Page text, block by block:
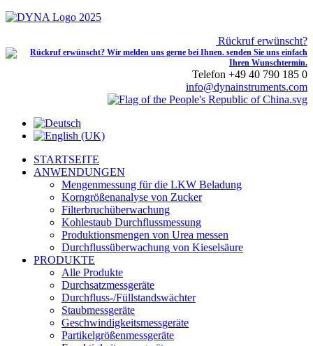
Rückruf erwünscht?
Telefon +49 40 790 185 0
info@dynainstruments.com
STARTSEITE
ANWENDUNGEN
Mengenmessung für die LKW Beladung
Korngrößenanalyse von Zucker
Filterbruchüberwachung
Kohlestaub Durchflussmessung
Produktionsmengen von Urea messen
Durchflussüberwachung von Kieselsäure
PRODUKTE
Alle Produkte
Durchsatzmessgeräte
Durchfluss-/Füllstandswächter
Staubmessgeräte
Geschwindigkeitsmessgeräte
Partikelgrößenmessgeräte